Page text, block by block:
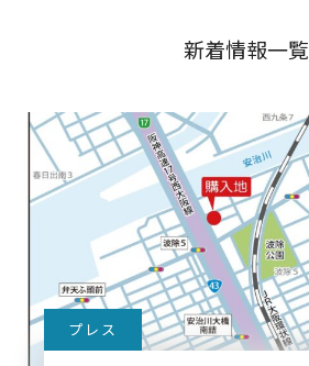
新着情報一覧
プレス